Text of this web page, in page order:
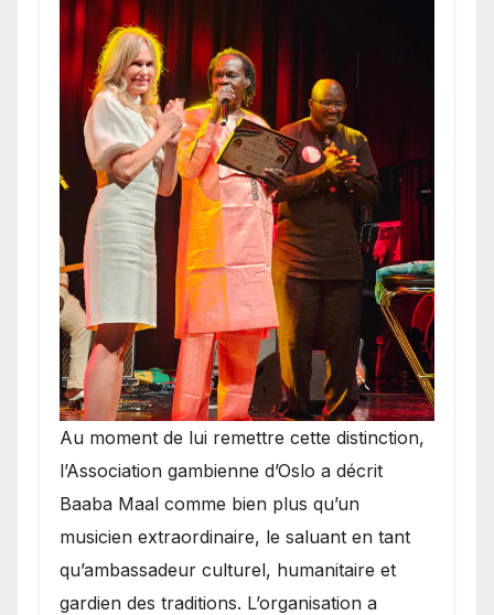
​Au moment de lui remettre cette distinction,
l’Association gambienne d’Oslo a décrit
Baaba Maal comme bien plus qu’un
musicien extraordinaire, le saluant en tant
qu’ambassadeur culturel, humanitaire et
gardien des traditions. L’organisation a